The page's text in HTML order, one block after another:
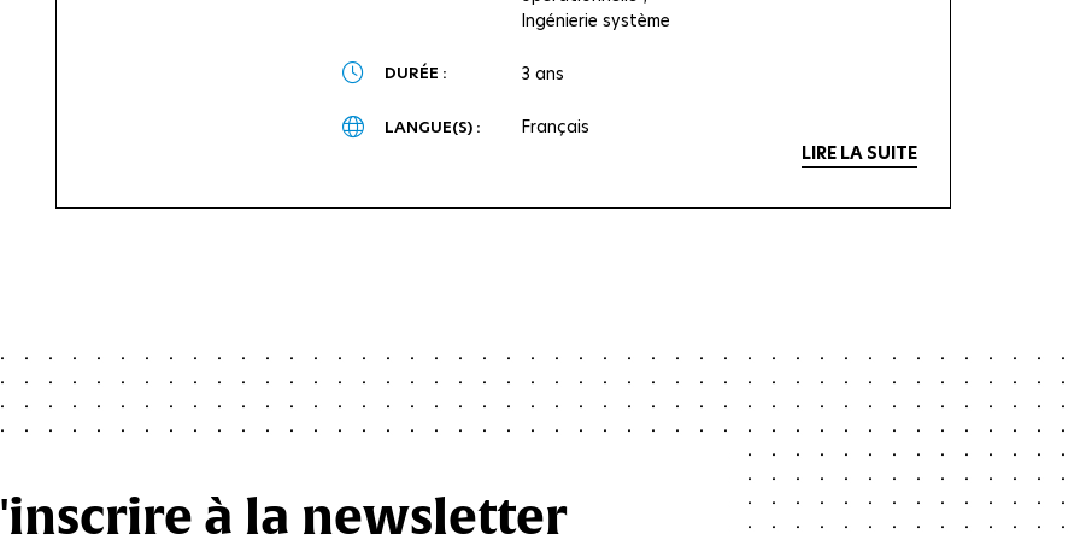
Ingénierie système
DURÉE : 3 ans
LANGUE(S) :
Français
LIRE LA SUITE
à la newsletter